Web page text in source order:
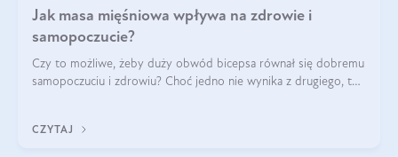
Jak masa mięśniowa wpływa na zdrowie i
samopoczucie?
Czy to możliwe, żeby duży obwód bicepsa równał się dobremu
samopoczuciu i zdrowiu? Choć jedno nie wynika z drugiego, to
wyjaśnimy.
CZYTAJ